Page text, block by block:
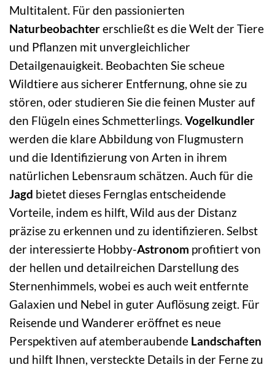
Multitalent. Für den passionierten
Naturbeobachtererschließt es die Welt der Tiere
und Pflanzen mit unvergleichlicher
Detailgenauigkeit. Beobachten Sie scheue
Wildtiere aus sicherer Entfernung, ohne sie zu
stören, oder studieren Sie die feinen Muster auf
den Flügeln eines Schmetterlings. Vogelkundler
werden die klare Abbildung von Flugmustern
und die Identifizierung von Arten in ihrem
natürlichen Lebensraum schätzen. Auch für die
Jagd bietet dieses Fernglas entscheidende
Vorteile, indem es hilft, Wild aus der Distanz
präzise zu erkennen und zu identifizieren. Selbst
der interessierte Hobby-Astronom profitiert von
der hellen und detailreichen Darstellung des
Sternenhimmels, wobei es auch weit entfernte
Galaxien und Nebel in guter Auflösung zeigt. Für
Reisende und Wanderer eröffnet es neue
Perspektiven auf atemberaubende Landschaften
und hilft Ihnen, versteckte Details in der Ferne zu